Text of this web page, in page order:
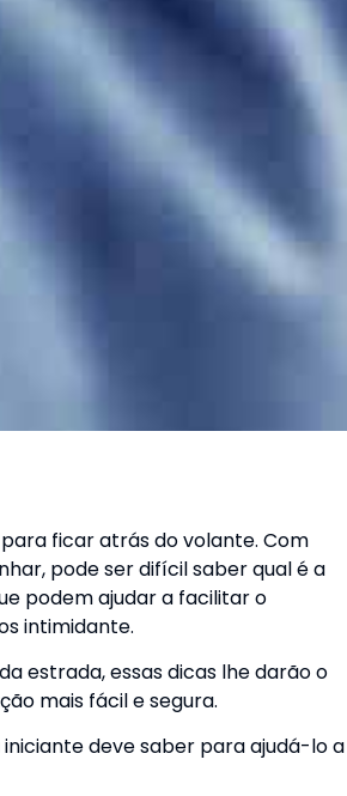
ficar atrás do volante. Com
pode ser difícil saber qual é a
podem ajudar a facilitar o
intimidante.
estrada, essas dicas lhe darão o
mais fácil e segura.
deve saber para ajudá-lo a